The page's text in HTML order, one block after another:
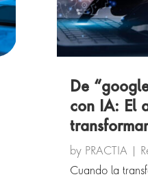
De
con IA: El
by PRACTIA
Cuando la